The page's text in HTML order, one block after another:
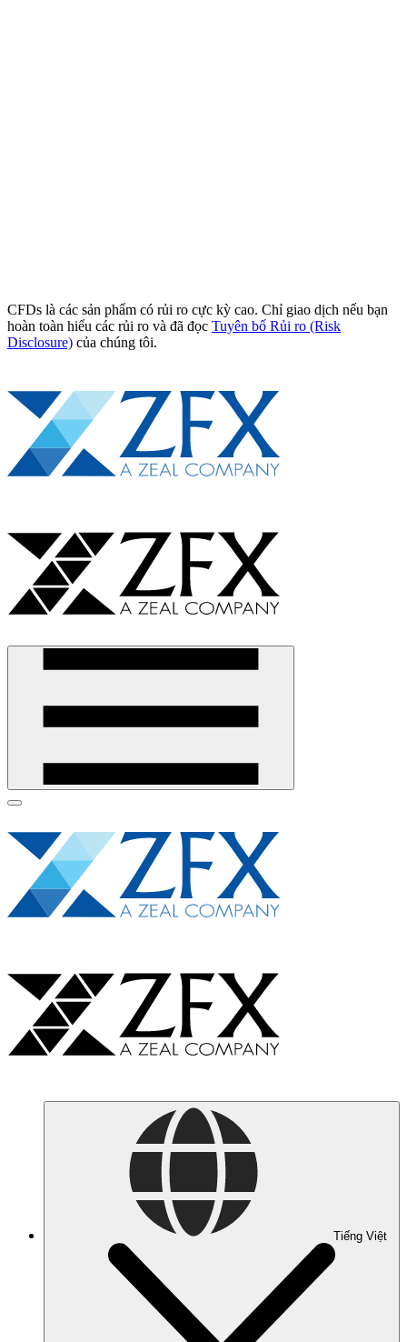
CFDs là các sản phẩm có rủi ro cực kỳ cao. Chỉ giao dịch nếu bạn
hoàn toàn hiểu các rủi ro và đã đọc Tuyên bố Rủi ro (Risk
Disclosure) của chúng tôi.
Tiếng Việt